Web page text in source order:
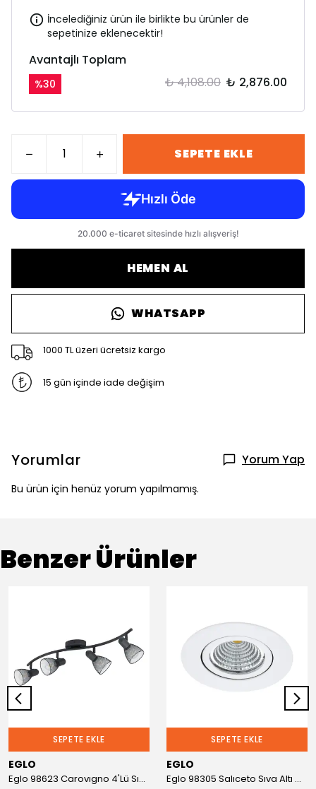
İncelediğiniz ürün ile birlikte bu ürünler de
sepetinize eklenecektir!
Avantajlı Toplam
%30 ₺ 4,108.00 ₺ 2,876.00
SEPETE EKLE
HEMEN AL
WHATSAPP
1000 TL üzeri ücretsiz kargo
15 gün içinde iade değişim
Yorumlar Yorum Yap
Bu ürün için henüz yorum yapılmamış.
Benzer Ürünler
SEPETE EKLE
EGLO
Eglo 98623 Carovıgno 4'Lü Sıva Üstü Spot
SEPETE EKLE
EGLO
Eglo 98305 Salıceto Sıva Altı Gömme Spot